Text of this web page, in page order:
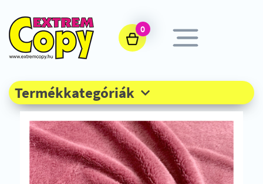
0
Termékkategóriák